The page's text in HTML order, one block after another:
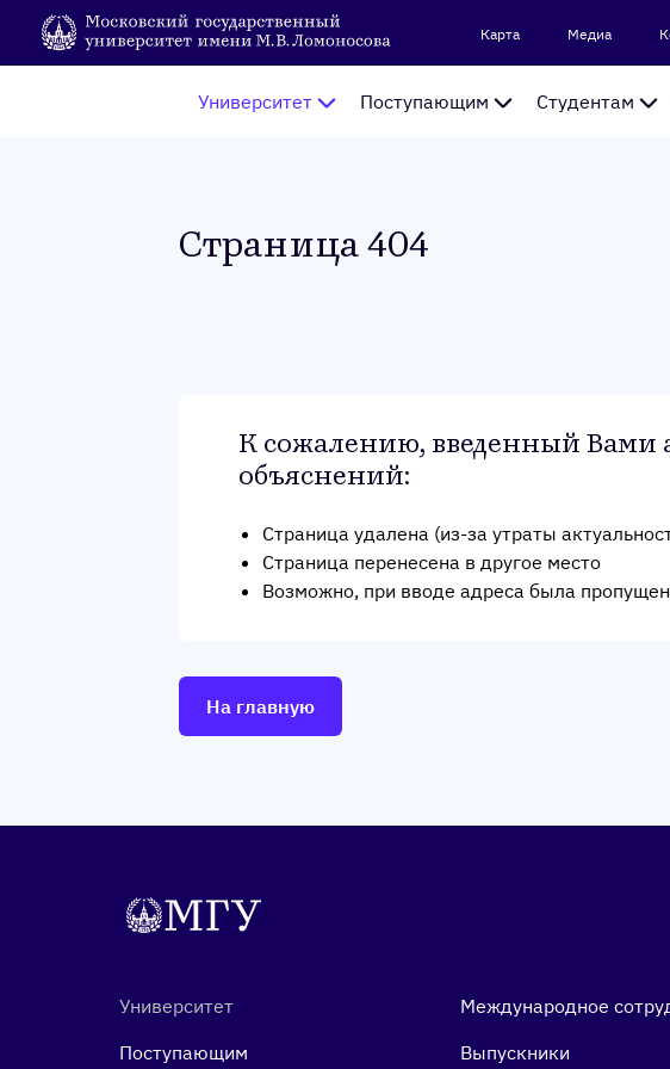
Карта Медиа
Университет Поступающим Студентам
Стра­ница 404
К сожалению, введенный Вами
объяснений:
Страница удалена (из-за утраты
Страница перенесена в другое место
Возможно, при вводе адреса была
На главную
Университет
Поступающим
Международное
Выпускники